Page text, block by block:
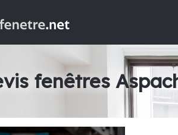
fenêtres